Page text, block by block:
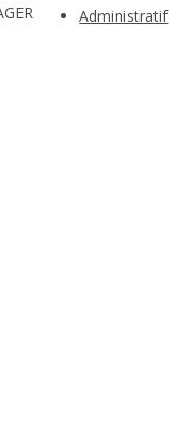
Administratif